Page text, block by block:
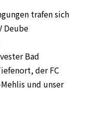
trafen sich
Deube
Bad
der FC
und unser